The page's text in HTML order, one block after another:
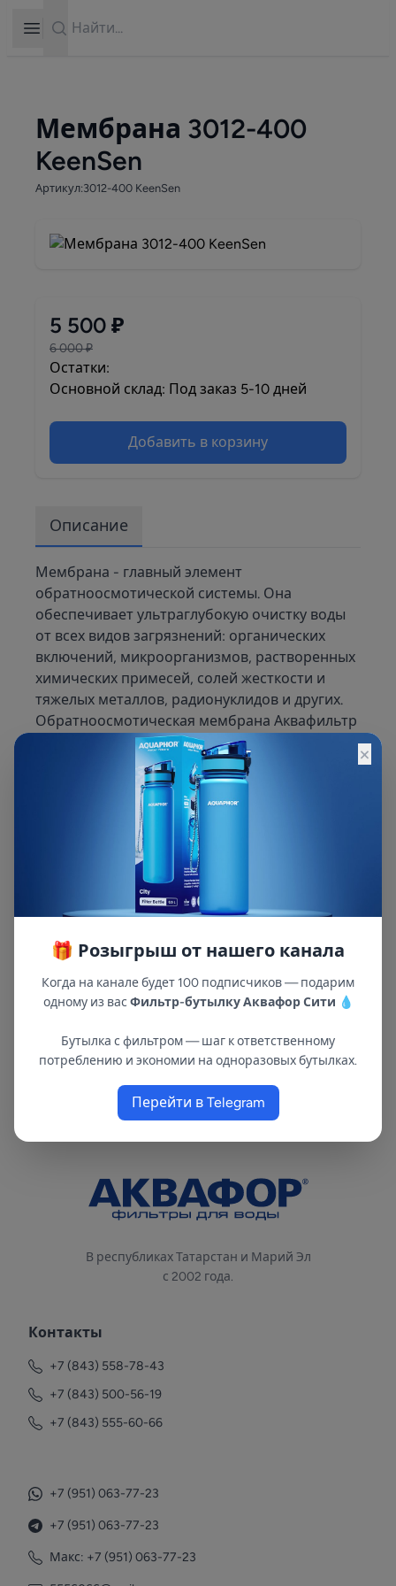
Open sidebar
Мембрана 3012-400
KeenSen
Артикул:3012-400 KeenSen
5 500 ₽
6 000 ₽
Остатки:
Основной склад: Под заказ 5-10 дней
Добавить в корзину
Описание
Мембрана - главный элемент
обратноосмотической системы. Она
обеспечивает ультраглубокую очистку воды
от всех видов загрязнений: органических
включений, микроорганизмов, растворенных
химических примесей, солей жесткости и
тяжелых металлов, радионуклидов и других.
Обратноосмотическая мембрана Аквафильтр
имеет пористость 0,0001 мкм. То есть, размер
её пор сопоставим с величиной молекул
воды. Отсюда в процессе фильтрации удается
задержать любые загрязнения –
пропускаются только молекулы воды и
кислорода. Производительность мембраны -
400 галлонов в сутки (GPD). Селективность
достигает 98%, таким образом на выходе вода
близка к дистиллированной. Мембранный
использования в бытовых системах
обратного осмоса и полностью совместим с
обратноосмотическими системами Atoll,
Посейдон, Ecosoft, Aquatech и многих других.
В республиках Татарстан и Марий Эл
с 2002 года.
Контакты
+7 (843) 558-78-43
+7 (843) 500-56-19
+7 (843) 555-60-66
+7 (951) 063-77-23
+7 (951) 063-77-23
Макс: +7 (951) 063-77-23
×
🎁 Розыгрыш от нашего канала
Когда на канале будет 100 подписчиков — подарим
одному из вас Фильтр-бутылку Аквафор Сити 💧
Бутылка с фильтром — шаг к ответственному
потреблению и экономии на одноразовых бутылках.
Перейти в Telegram